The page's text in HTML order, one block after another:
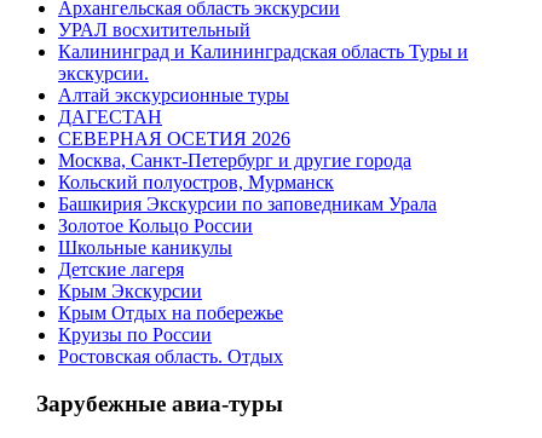
Архангельская область экскурсии
УРАЛ восхитительный
Калининград и Калининградская область Туры и
экскурсии.
Алтай экскурсионные туры
ДАГЕСТАН
СЕВЕРНАЯ ОСЕТИЯ 2026
Москва, Санкт-Петербург и другие города
Кольский полуостров, Мурманск
Башкирия Экскурсии по заповедникам Урала
Золотое Кольцо России
Школьные каникулы
Детские лагеря
Крым Экскурсии
Крым Отдых на побережье
Круизы по России
Ростовская область. Отдых
Зарубежные авиа-туры